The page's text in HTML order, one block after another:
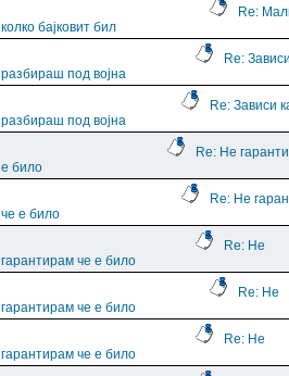
Re:
колко бајковит бил
Re:
разбираш под војна
Re: Зависи
разбираш под војна
Re: Не
е било
Re: Не
че е било
Re: Не
гарантирам че е било
Re: Не
гарантирам че е било
Re: Не
гарантирам че е било